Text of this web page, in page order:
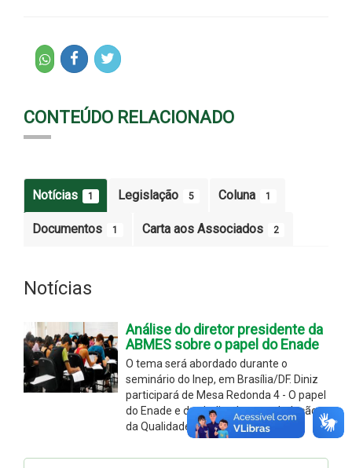
CONTEÚDO RELACIONADO
Notícias 1 Legislação 5 Coluna 1
Documentos 1 Carta aos Associados 2
Notícias
Análise do diretor presidente da
ABMES sobre o papel do Enade
O tema será abordado durante o
seminário do Inep, em Brasília/DF. Diniz
participará de Mesa Redonda 4 - O papel
do Enade e dos Indicadores na Indução
da Qualidade na Educação Superior